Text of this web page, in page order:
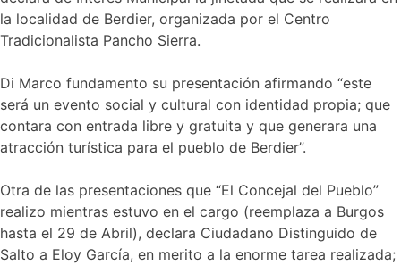
la localidad de Berdier, organizada por el Centro
Tradicionalista Pancho Sierra.
Di Marco fundamento su presentación afirmando “este
será un evento social y cultural con identidad propia; que
contara con entrada libre y gratuita y que generara una
atracción turística para el pueblo de Berdier”.
Otra de las presentaciones que “El Concejal del Pueblo”
realizo mientras estuvo en el cargo (reemplaza a Burgos
hasta el 29 de Abril), declara Ciudadano Distinguido de
Salto a Eloy García, en merito a la enorme tarea realizada;